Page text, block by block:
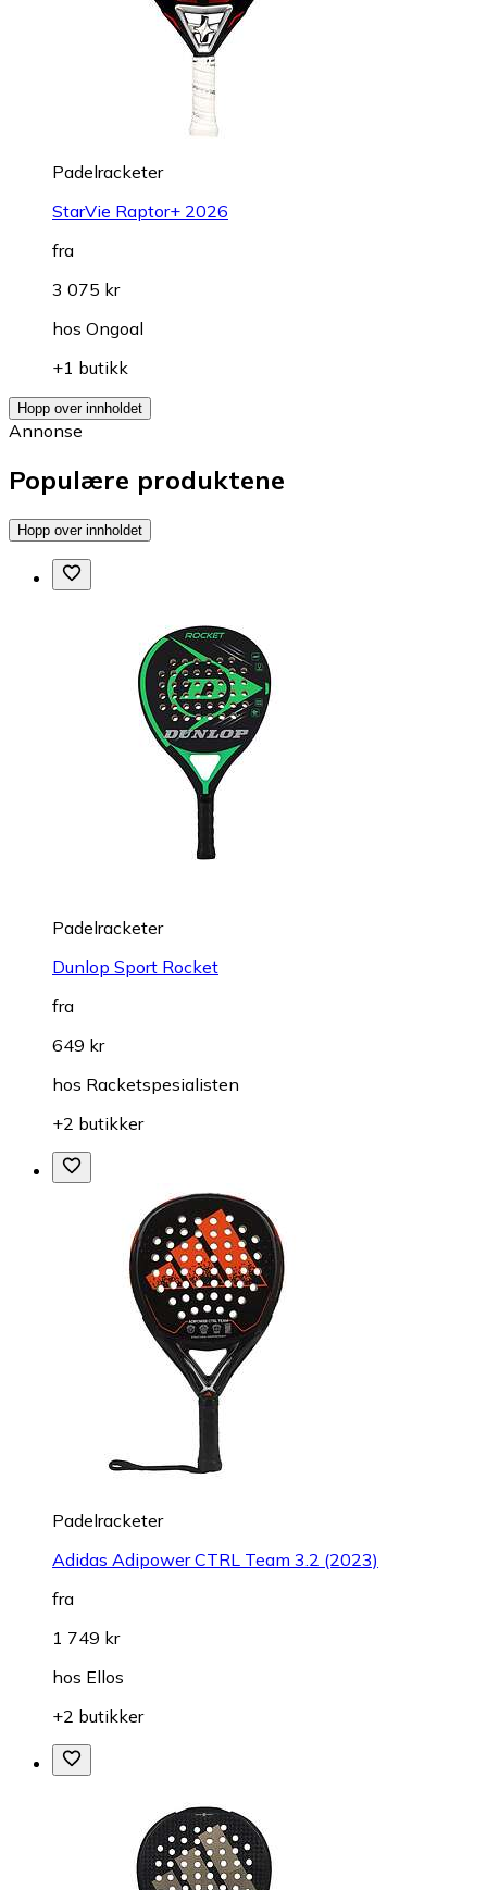
Padelracketer
StarVie Raptor+ 2026
fra
3 075 kr
hos Ongoal
+1 butikk
Hopp over innholdet
Annonse
Populære produktene
Hopp over innholdet
Padelracketer
Dunlop Sport Rocket
fra
649 kr
hos Racketspesialisten
+2 butikker
Padelracketer
Adidas Adipower CTRL Team 3.2 (2023)
fra
1 749 kr
hos Ellos
+2 butikker